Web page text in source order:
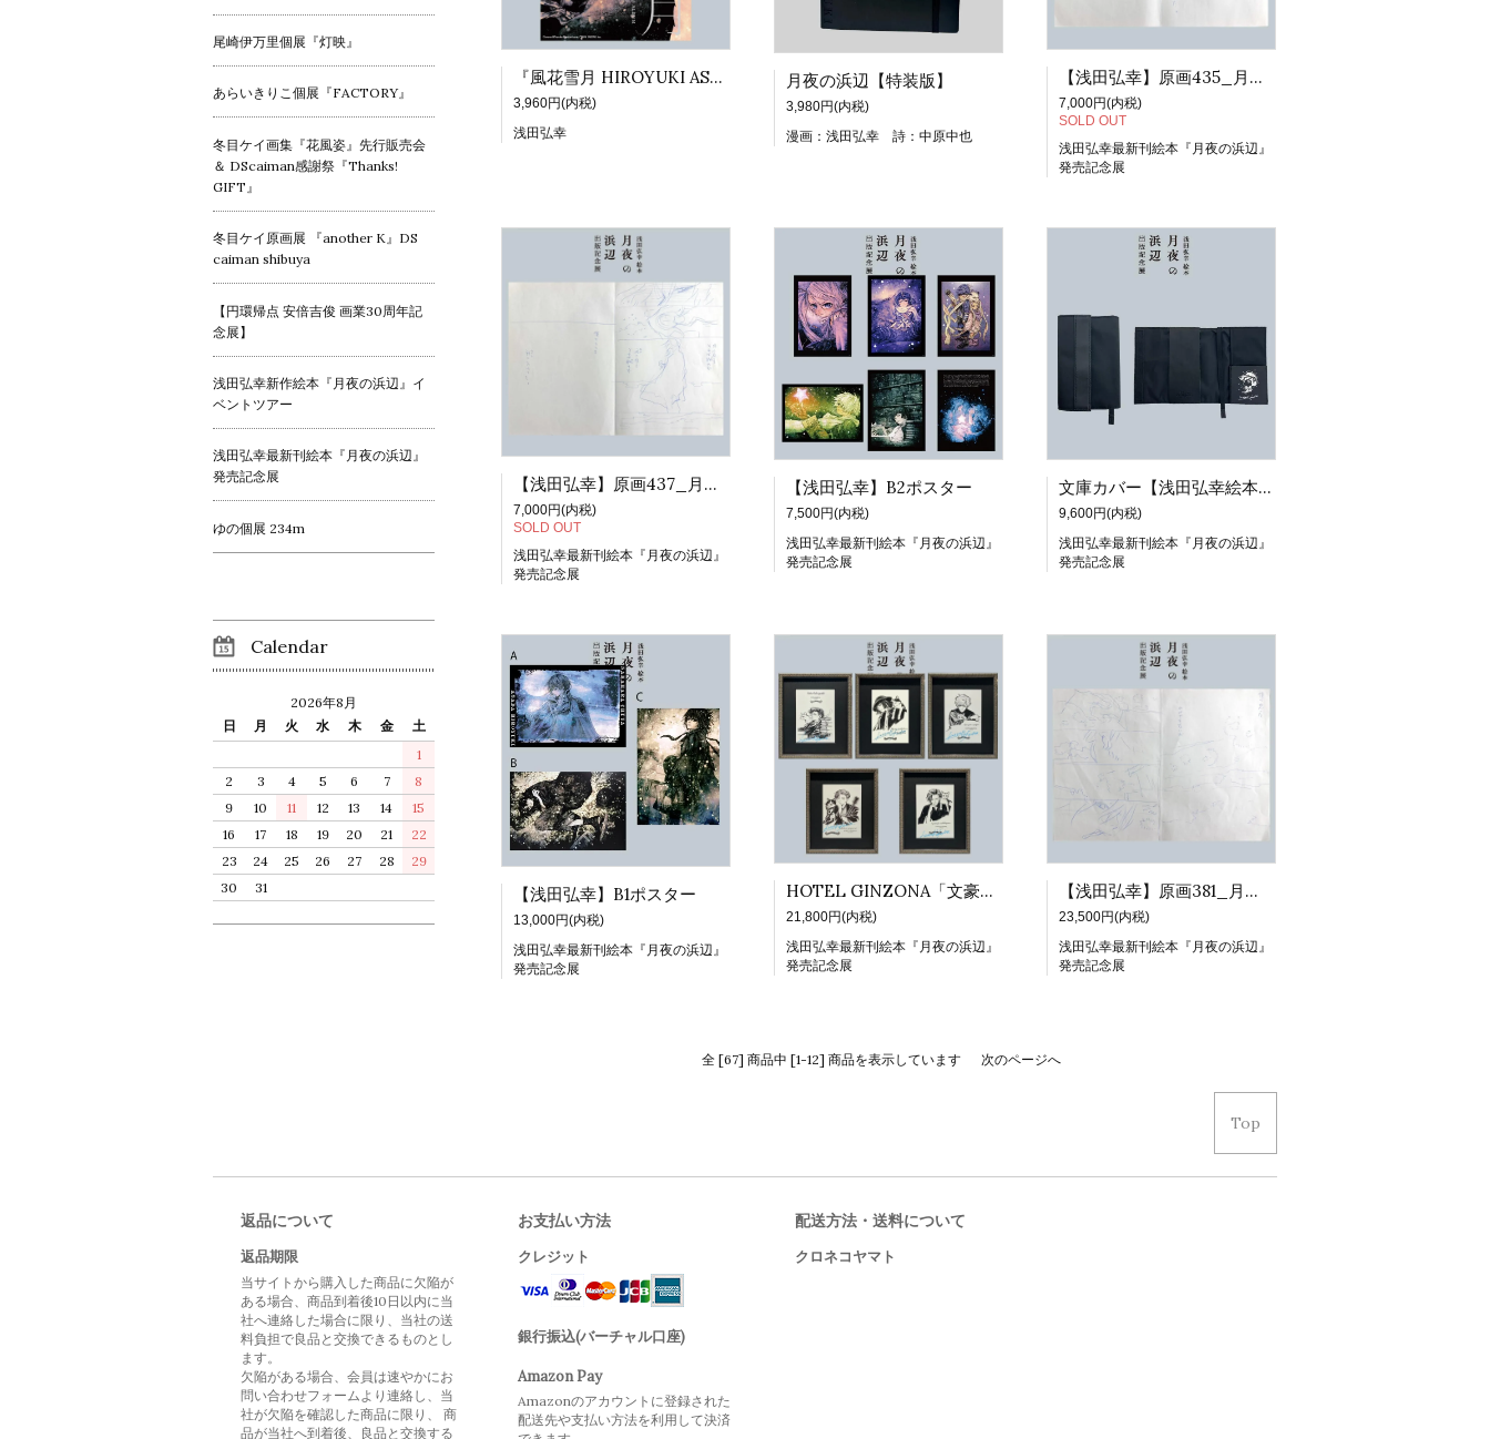
『風花雪月 HIROYUKI ASADA TEZUKA ALBUM』
3,960円(内税)
浅田弘幸
月夜の浜辺【特装版】
3,980円(内税)
漫画：浅田弘幸 詩：中原中也
【浅田弘幸】原画435_月夜の浜辺ネームシート
7,000円(内税)
SOLD OUT
浅田弘幸最新刊絵本『月夜の浜辺』
発売記念展
【浅田弘幸】原画437_月夜の浜辺ネームシート
7,000円(内税)
SOLD OUT
浅田弘幸最新刊絵本『月夜の浜辺』
発売記念展
【浅田弘幸】B2ポスター
7,500円(内税)
浅田弘幸最新刊絵本『月夜の浜辺』
発売記念展
文庫カバー【浅田弘幸絵本月夜の浜辺出版記念展】
9,600円(内税)
浅田弘幸最新刊絵本『月夜の浜辺』
発売記念展
【浅田弘幸】B1ポスター
13,000円(内税)
浅田弘幸最新刊絵本『月夜の浜辺』
発売記念展
HOTEL GINZONA「文豪と猫シリーズ」額装高精細出力画 直筆サイン猫マーク入り
21,800円(内税)
浅田弘幸最新刊絵本『月夜の浜辺』
発売記念展
【浅田弘幸】原画381_月夜の浜辺ネームシート
23,500円(内税)
浅田弘幸最新刊絵本『月夜の浜辺』
発売記念展
全 [67] 商品中 [1-12] 商品を表示しています 次のページへ
尾崎伊万里個展『灯映』
あらいきりこ個展『FACTORY』
冬目ケイ画集『花風姿』先行販売会
＆ DScaiman感謝祭『Thanks!
GIFT』
冬目ケイ原画展 『another K』DS
caiman shibuya
【円環帰点 安倍吉俊 画業30周年記
念展】
浅田弘幸新作絵本『月夜の浜辺』イ
ベントツアー
浅田弘幸最新刊絵本『月夜の浜辺』
発売記念展
ゆの個展 234m
Calendar
2026年8月
日
月 火 水 木 金
土
1
2
3 4 5 6 7
8
9
10 11 12 13 14
15
16
17 18 19 20 21
22
23
24 25 26 27 28
29
30
31
Top
返品について
返品期限
当サイトから購入した商品に欠陥が
ある場合、商品到着後10日以内に当
社へ連絡した場合に限り、当社の送
料負担で良品と交換できるものとし
ます。
欠陥がある場合、会員は速やかにお
問い合わせフォームより連絡し、当
社が欠陥を確認した商品に限り、 商
品が当社へ到着後、良品と交換する
お支払い方法
クレジット
銀行振込(バーチャル口座)
Amazon Pay
Amazonのアカウントに登録された
配送先や支払い方法を利用して決済
配送方法・送料について
クロネコヤマト